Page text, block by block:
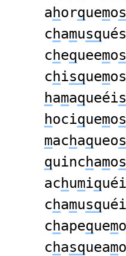
ahorquemos
chamusqués
chequeemos
chisquemos
hamaqueéis
hociquemos
machaqueos
quinchamos
achumiquéi
chamusq
chapequemo
chasqueam